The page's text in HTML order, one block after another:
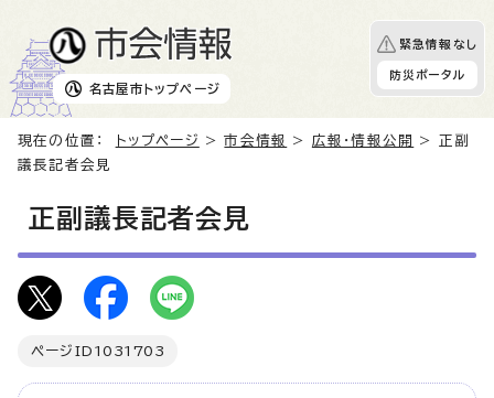
名古屋市 トップページ
緊急情報なし
防災ポータル
現在の位置： トップページ >市会情報 > 広報・情報公開
> 正副
議長記者会見
正副議長記者会見
ページID 1031703